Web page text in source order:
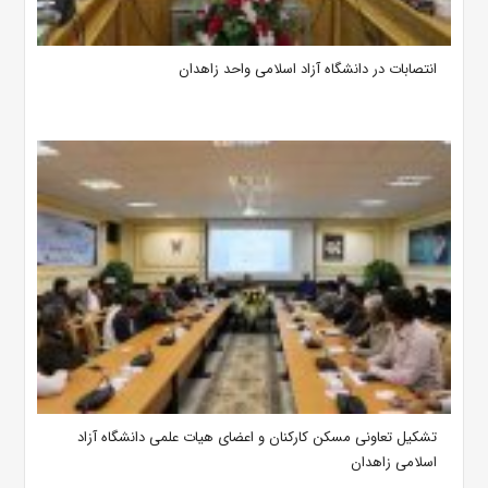
انتصابات در دانشگاه آزاد اسلامی واحد زاهدان
تشکیل تعاونی مسکن کارکنان و اعضای هیات علمی دانشگاه آزاد
اسلامی زاهدان